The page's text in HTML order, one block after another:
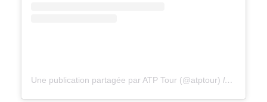
Une publication partagée par ATP Tour (@atptour) le